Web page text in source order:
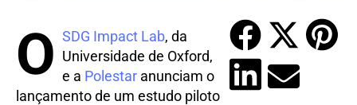
O SDG Impact Lab, da
Universidade de Oxford,
e a Polestar anunciam o
lançamento de um estudo piloto